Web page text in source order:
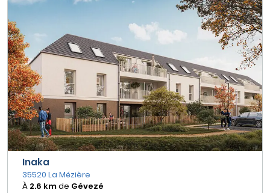
Inaka
35520 La Mézière
À 2.6 kmde Gévezé